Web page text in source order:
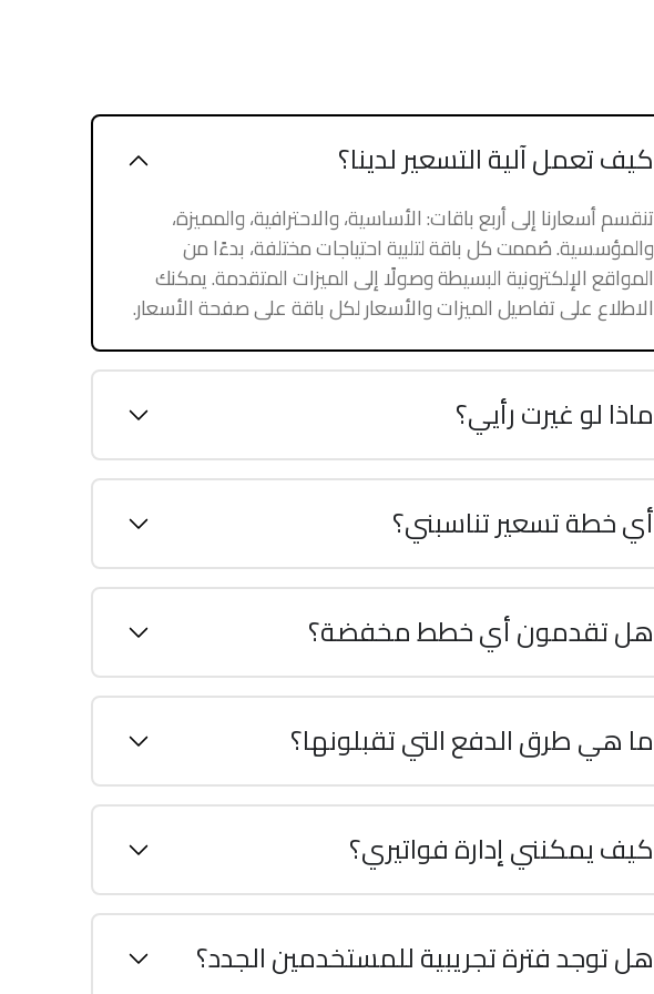
كيف تعمل آلية التسعير لدينا؟
تنقسم أسعارنا إلى أربع باقات: الأساسية، والاحترافية، والمميزة،
والمؤسسية. صُممت كل باقة لتلبية احتياجات مختلفة، بدءًا من
المواقع الإلكترونية البسيطة وصولًا إلى الميزات المتقدمة. يمكنك
الاطلاع على تفاصيل الميزات والأسعار لكل باقة على صفحة الأسعار.
ماذا لو غيرت رأيي؟
أي خطة تسعير تناسبني؟
هل تقدمون أي خطط مخفضة؟
ما هي طرق الدفع التي تقبلونها؟
كيف يمكنني إدارة فواتيري؟
هل توجد فترة تجريبية للمستخدمين الجدد؟